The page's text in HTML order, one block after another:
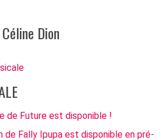
Dion
de Future est disponible !
de Fally Ipupa est disponible en pré-